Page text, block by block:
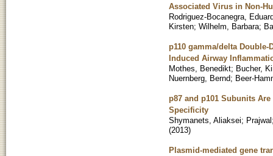
Associated Virus in Non-
Rodriguez-Bocanegra,
Kirsten; Wilhelm, Barbara;
p110 gamma/delta
Induced Airway
Mothes, Benedikt; Bucher,
Nuernberg, Bernd; Beer-
p87 and p101 Subunits
Specificity
Shymanets, Aliaksei; Prajwal
(2013)
Plasmid-mediated gene